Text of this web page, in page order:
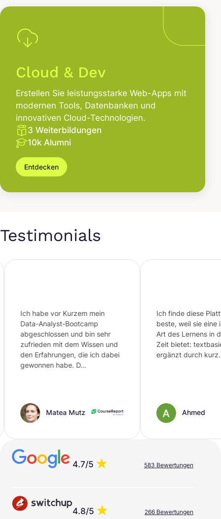
Cloud & Dev
Erstellen Sie leistungsstarke Web-Apps mit
modernen Tools, Datenbanken und
innovativen Cloud-Technologien.
3 Weiterbildungen
10k Alumni
Entdecken
Testimonials
Ich habe vor Kurzem mein
Data-Analyst-Bootcamp
abgeschlossen und bin sehr
zufrieden mit dem Wissen und
den Erfahrungen, die ich dabei
gewonnen habe. D…
Matea Mutz
Ich finde diese
beste, weil sie eine
Art des Lernens in der
Zeit bietet:
ergänzt durch kurz…
Ahmed
4.7/5 583 Bewertungen
4.8/5 266 Bewertungen